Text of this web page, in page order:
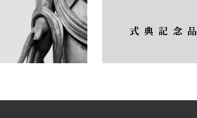
式典記念品